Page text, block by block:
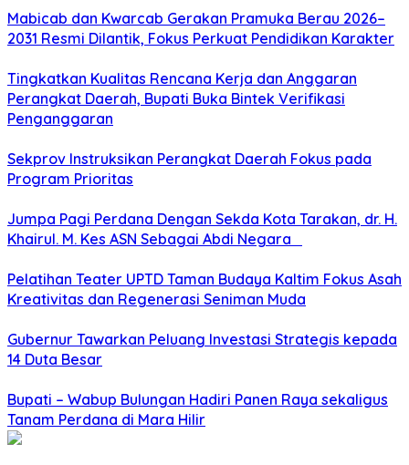
Mabicab dan Kwarcab Gerakan Pramuka Berau 2026–
2031 Resmi Dilantik, Fokus Perkuat Pendidikan Karakter
Tingkatkan Kualitas Rencana Kerja dan Anggaran
Perangkat Daerah, Bupati Buka Bintek Verifikasi
Penganggaran
Sekprov Instruksikan Perangkat Daerah Fokus pada
Program Prioritas
Jumpa Pagi Perdana Dengan Sekda Kota Tarakan, dr. H.
Khairul. M. Kes ASN Sebagai Abdi Negara
Pelatihan Teater UPTD Taman Budaya Kaltim Fokus Asah
Kreativitas dan Regenerasi Seniman Muda
Gubernur Tawarkan Peluang Investasi Strategis kepada
14 Duta Besar
Bupati – Wabup Bulungan Hadiri Panen Raya sekaligus
Tanam Perdana di Mara Hilir